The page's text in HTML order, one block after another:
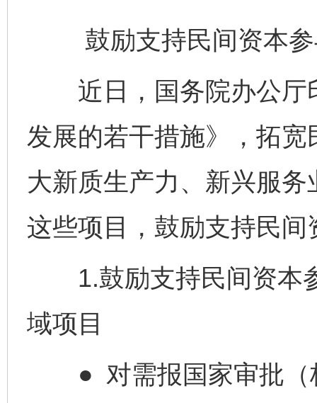
鼓励支持民间资本参
近日，国务院办公厅
发展的若干措施》，拓
大新质生产力、新兴服
这些项目，鼓励支持民
1.鼓励支持民间资本
域项目
● 对需报国家审批（